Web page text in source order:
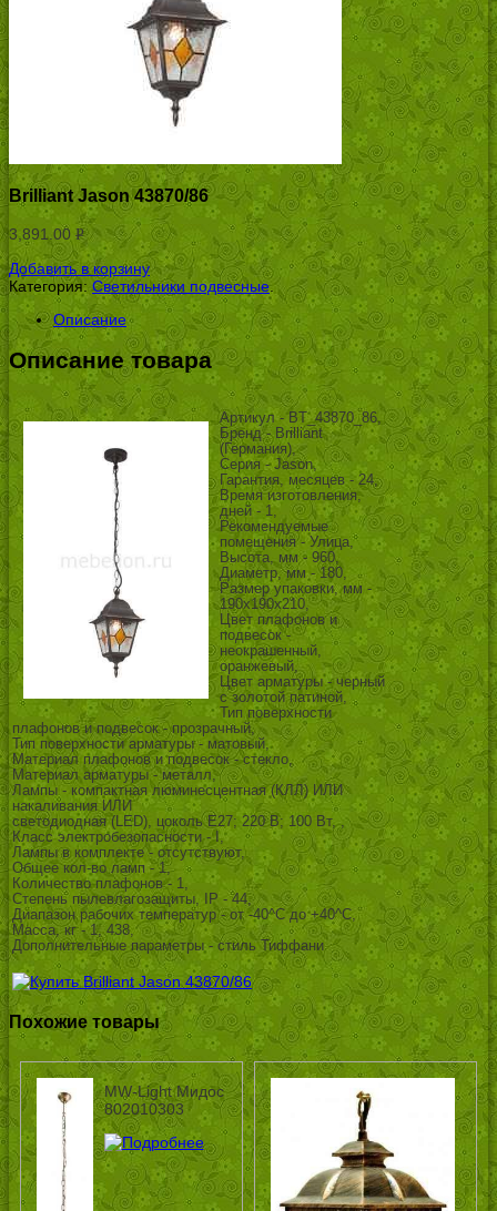
Brilliant Jason 43870/86
3,891.00 Р
УБ.
Добавить в корзину
Категория: Светильники подвесные.
Описание
Описание товара
Артикул - BT_43870_86,
Бренд - Brilliant
(Германия),
Серия - Jason,
Гарантия, месяцев - 24,
Время изготовления,
дней - 1,
Рекомендуемые
помещения - Улица,
Высота, мм - 960,
Диаметр, мм - 180,
Размер упаковки, мм -
190x190x210,
Цвет плафонов и
подвесок -
неокрашенный,
оранжевый,
Цвет арматуры - черный
с золотой патиной,
Тип поверхности
плафонов и подвесок - прозрачный,
Тип поверхности арматуры - матовый,
Материал плафонов и подвесок - стекло,
Материал арматуры - металл,
Лампы - компактная люминесцентная (КЛЛ) ИЛИ
накаливания ИЛИ
светодиодная (LED), цоколь E27; 220 В; 100 Вт, ,
Класс электробезопасности - I,
Лампы в комплекте - отсутствуют,
Общее кол-во ламп - 1,
Количество плафонов - 1,
Степень пылевлагозащиты, IP - 44,
Диапазон рабочих температур - от -40^C до +40^C,
Масса, кг - 1, 438,
Дополнительные параметры - стиль Тиффани
Похожие товары
MW-Light Мидос
802010303